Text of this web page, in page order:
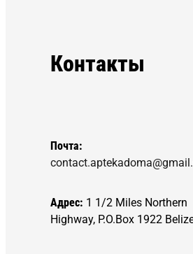
Контакты
Почта:
Адрес: 1 1/2 Miles Northern
Highway, P.O.Box 1922